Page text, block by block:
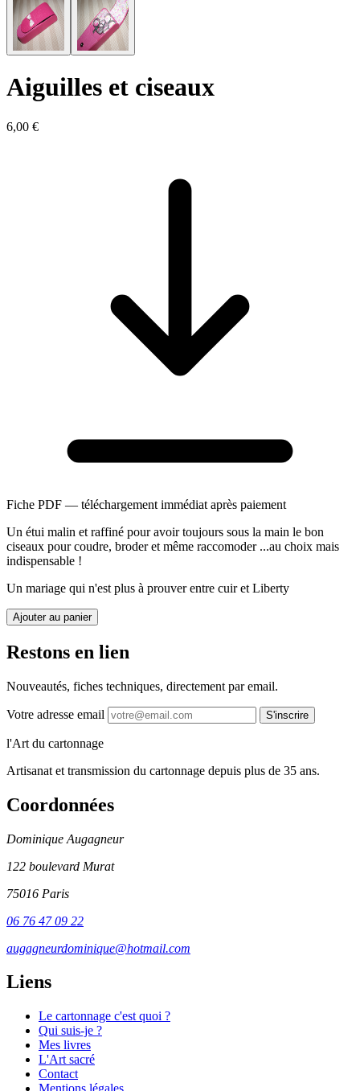
Aiguilles et ciseaux
6,00 €
Fiche PDF — téléchargement immédiat après paiement
Un étui malin et raffiné pour avoir toujours sous la main le bon
ciseaux pour coudre, broder et même raccomoder ...au choix mais
indispensable !
Un mariage qui n'est plus à prouver entre cuir et Liberty
Ajouter au panier
Restons en lien
Nouveautés, fiches techniques, directement par email.
Votre adresse email S'inscrire
l'Art du cartonnage
Artisanat et transmission du cartonnage depuis plus de 35 ans.
Coordonnées
Dominique Augagneur
122 boulevard Murat
75016 Paris
06 76 47 09 22
augagneurdominique@hotmail.com
Liens
Le cartonnage c'est quoi ?
Qui suis-je ?
Mes livres
L'Art sacré
Contact